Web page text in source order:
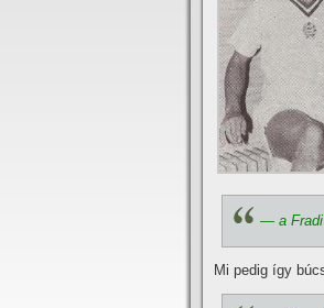
— a Fradi
Mi pedig í­gy